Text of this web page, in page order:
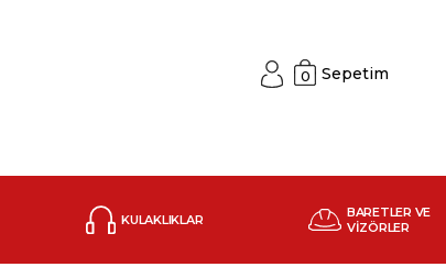
Sepetim
0
KULAKLIKLAR
BARETLER VE
VİZÖRLER